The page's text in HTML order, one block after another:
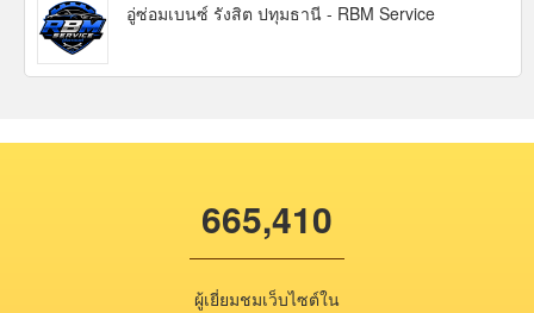
อู่ซ่อมเบนซ์ รังสิต ปทุมธานี - RBM Service
665,410
ผู้เยี่ยมชมเว็บไซต์ใน